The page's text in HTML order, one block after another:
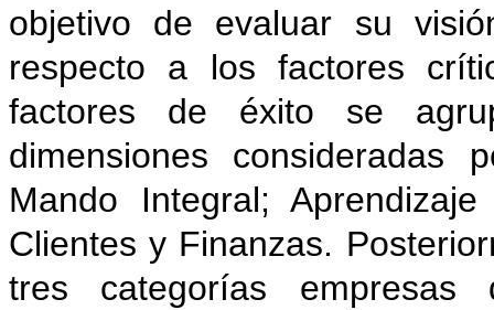
objetivo de evaluar su
respecto a los factores
factores de éxito se
dimensiones
Mando Integral;
Clientes y Finanzas.
tres categorías